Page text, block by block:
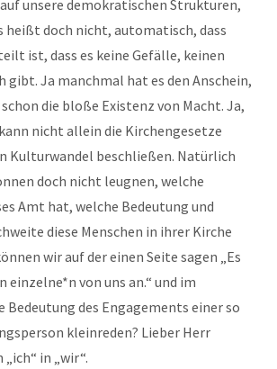
unsere demokratischen Strukturen,
heißt doch nicht, automatisch, dass
ist, dass es keine Gefälle, keinen
gibt. Ja manchmal hat es den Anschein,
die bloße Existenz von Macht. Ja,
nicht allein die Kirchengesetze
Kulturwandel beschließen. Natürlich
doch nicht leugnen, welche
Amt hat, welche Bedeutung und
diese Menschen in ihrer Kirche
wir auf der einen Seite sagen „Es
einzelne*n von uns an.“ und im
Bedeutung des Engagements einer so
kleinreden? Lieber Herr
in „wir“.